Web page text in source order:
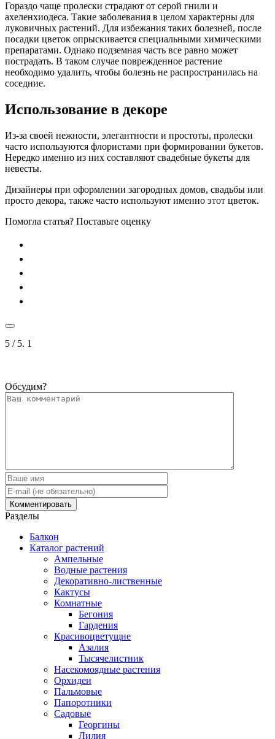
Гораздо чаще пролески страдают от серой гнили и
ахеленхиодеса. Такие заболевания в целом характерны для
луковичных растений. Для избежания таких болезней, после
посадки цветок опрыскивается специальными химическими
препаратами. Однако подземная часть все равно может
пострадать. В таком случае поврежденное растение
необходимо удалить, чтобы болезнь не распространилась на
соседние.
Использование в декоре
Из-за своей нежности, элегантности и простоты, пролески
часто используются флористами при формировании букетов.
Нередко именно из них составляют свадебные букеты для
невесты.
Дизайнеры при оформлении загородных домов, свадьбы или
просто декора, также часто используют именно этот цветок.
Помогла статья? Поставьте оценку
5 / 5. 1
Обсудим?
Разделы
Балкон
Каталог растений
Ампельные
Водные растения
Декоративно-лиственные
Кактусы
Комнатные
Бегония
Гардения
Красивоцветущие
Азалия
Тысячелистник
Насекомоядные растения
Орхидеи
Пальмовые
Папоротники
Садовые
Георгины
Лилия